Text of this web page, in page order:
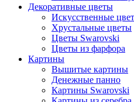
Декоративные цветы
Искусственные
Хрустальные цветы
Цветы Swarovski
Цветы из фарфора
Картины
Вышитые картины
Денежные панно
Картины Swarovski